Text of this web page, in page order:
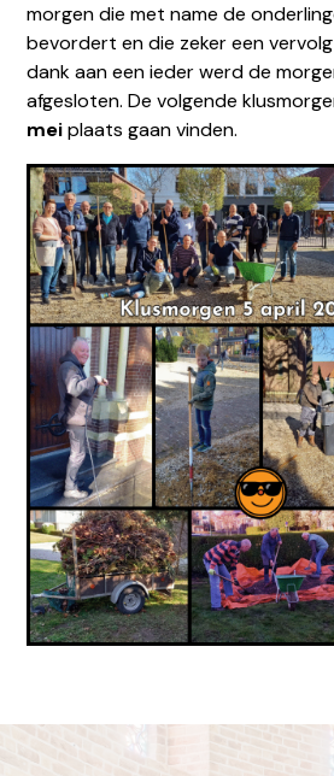
morgen die met name de
bevordert en die zeker een
dank aan een ieder werd de
afgesloten. De volgende
meiplaats gaan vinden.